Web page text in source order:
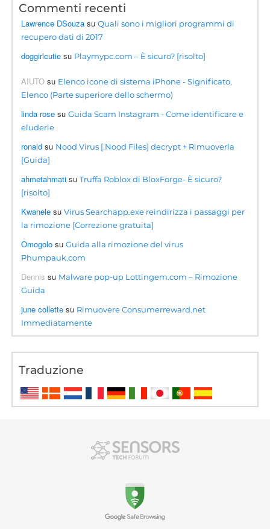
Commenti recenti
Lawrence DSouza suQuali sono i migliori programmi di
recupero dati di 2017
doggirlcutie su Playmypc.com – È sicuro? [risolto]
AIUTO su Elenco icone di sistema iPhone - Significato,
Elenco (Parte superiore dello schermo)
linda rose suGuida Scam Instagram - Come identificare e
eluderle
ronald su Nood Virus [.Nood Files] decrypt + Rimuoverla
[Guida]
ahmetahmati suTruffa Roblox di BloxForge- È sicuro?
[risolto]
Kwanele suVirus Searchapp.exe reindirizza i passaggi per
la rimozione [Correzione gratuita]
Omogolo suGuida alla rimozione del virus
Phumpauk.com
Dennis su Malware pop-up Lottingem.com – Rimozione
Guida
june collette su Rimuovere Consumerreward.net
Immediatamente
Traduzione